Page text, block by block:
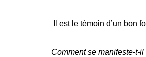
Il est le témoin d’un bon
Comment se manifeste-t-il